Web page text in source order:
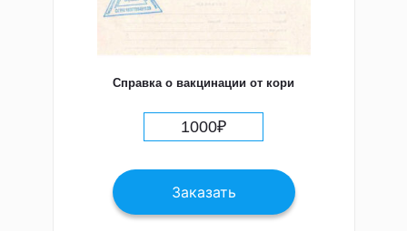
Справка о вакцинации от кори
1000₽
Заказать